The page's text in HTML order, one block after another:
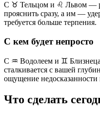
С ♉ Тельцом и ♌ Львом —
прояснить сразу, а им —
требуется больше терпения.
С кем будет непросто
С ♒ Водолеем и ♊
сталкивается с вашей
ощущение недосказанности
Что сделать